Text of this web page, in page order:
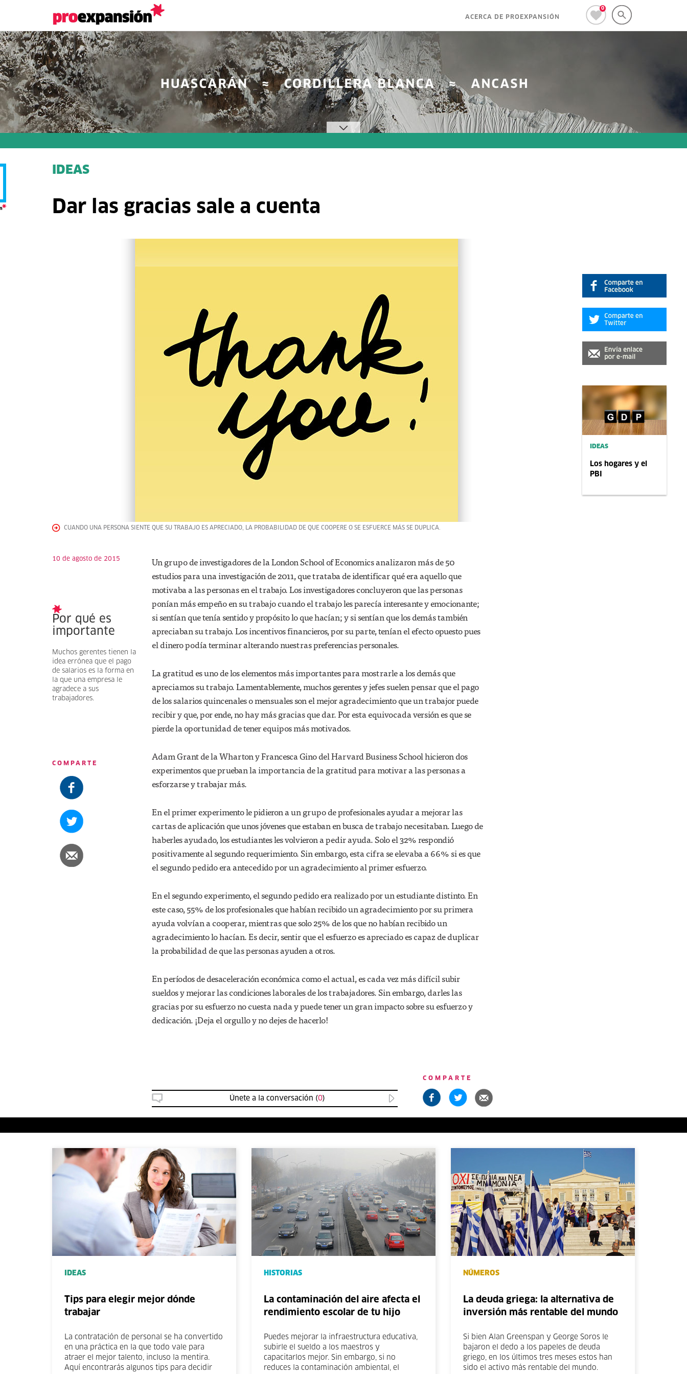
0
ACERCA DE PROEXPANSIÓN
IDEAS
Los hogares y el
PBI
IDEAS
Dar las gracias sale a cuenta
CUANDO UNA PERSONA SIENTE QUE SU TRABAJO ES APRECIADO, LA PROBABILIDAD DE QUE COOPERE O SE ESFUERCE MÁS SE DUPLICA.
10 de agosto de 2015
Por qué es
importante
Muchos gerentes tienen la
idea errónea que el pago
de salarios es la forma en
la que una empresa le
agradece a sus
trabajadores.
COMPARTE
Un grupo de investigadores de la London School of Economics analizaron más de 50
estudios para una investigación de 2011, que trataba de identificar qué era aquello que
motivaba a las personas en el trabajo. Los investigadores concluyeron que las personas
ponían más empeño en su trabajo cuando el trabajo les parecía interesante y emocionante;
si sentían que tenía sentido y propósito lo que hacían; y si sentían que los demás también
apreciaban su trabajo. Los incentivos financieros, por su parte, tenían el efecto opuesto pues
el dinero podía terminar alterando nuestras preferencias personales.
La gratitud es uno de los elementos más importantes para mostrarle a los demás que
apreciamos su trabajo. Lamentablemente, muchos gerentes y jefes suelen pensar que el pago
de los salarios quincenales o mensuales son el mejor agradecimiento que un trabajor puede
recibir y que, por ende, no hay más gracias que dar. Por esta equivocada versión es que se
pierde la oportunidad de tener equipos más motivados.
Adam Grant de la Wharton y Francesca Gino del Harvard Business School hicieron dos
experimentos que prueban la importancia de la gratitud para motivar a las personas a
esforzarse y trabajar más.
En el primer experimento le pidieron a un grupo de profesionales ayudar a mejorar las
cartas de aplicación que unos jóvenes que estaban en busca de trabajo necesitaban. Luego de
haberles ayudado, los estudiantes les volvieron a pedir ayuda. Solo el 32% respondió
positivamente al segundo requerimiento. Sin embargo, esta cifra se elevaba a 66% si es que
el segundo pedido era antecedido por un agradecimiento al primer esfuerzo.
En el segundo experimento, el segundo pedido era realizado por un estudiante distinto. En
este caso, 55% de los profesionales que habían recibido un agradecimiento por su primera
ayuda volvían a cooperar, mientras que solo 25% de los que no habían recibido un
agradecimiento lo hacían. Es decir, sentir que el esfuerzo es apreciado es capaz de duplicar
la probabilidad de que las personas ayuden a otros.
En períodos de desaceleración económica como el actual, es cada vez más difícil subir
sueldos y mejorar las condiciones laborales de los trabajadores. Sin embargo, darles las
gracias por su esfuerzo no cuesta nada y puede tener un gran impacto sobre su esfuerzo y
dedicación. ¡Deja el orgullo y no dejes de hacerlo!
Únete a la conversación (0)
COMPARTE
IDEAS
Tips para elegir mejor dónde
trabajar
La contratación de personal se ha convertido
en una práctica en la que todo vale para
atraer el mejor talento, incluso la mentira.
Aquí encontrarás algunos tips para decidir
HISTORIAS
La contaminación del aire afecta el
rendimiento escolar de tu hijo
Puedes mejorar la infraestructura educativa,
subirle el sueldo a los maestros y
capacitarlos mejor. Sin embargo, si no
reduces la contaminación ambiental, el
NÚMEROS
La deuda griega: la alternativa de
inversión más rentable del mundo
Si bien Alan Greenspan y George Soros le
bajaron el dedo a los papeles de deuda
griego, en los últimos tres meses estos han
sido el activo más rentable del mundo.